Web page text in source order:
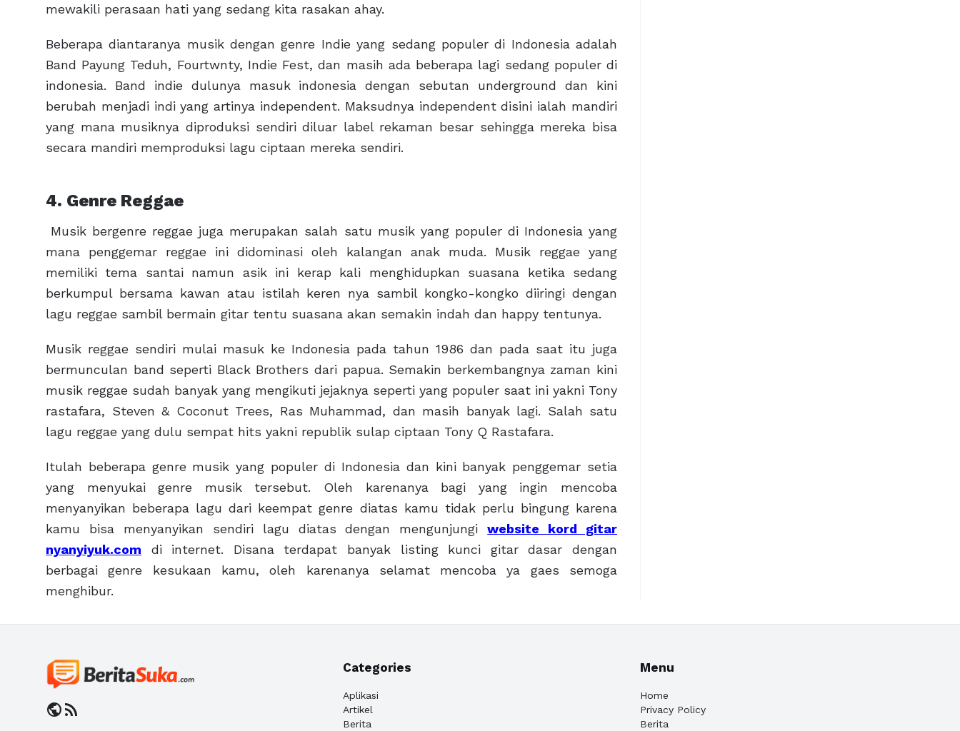
mewakili perasaan hati yang sedang kita rasakan ahay.
Beberapa diantaranya musik dengan genre Indie yang sedang populer di Indonesia adalah
Band Payung Teduh, Fourtwnty, Indie Fest, dan masih ada beberapa lagi sedang populer di
indonesia. Band indie dulunya masuk indonesia dengan sebutan underground dan kini
berubah menjadi indi yang artinya independent. Maksudnya independent disini ialah mandiri
yang mana musiknya diproduksi sendiri diluar label rekaman besar sehingga mereka bisa
secara mandiri memproduksi lagu ciptaan mereka sendiri.
4. Genre Reggae
Musik bergenre reggae juga merupakan salah satu musik yang populer di Indonesia yang
mana penggemar reggae ini didominasi oleh kalangan anak muda. Musik reggae yang
memiliki tema santai namun asik ini kerap kali menghidupkan suasana ketika sedang
berkumpul bersama kawan atau istilah keren nya sambil kongko-kongko diiringi dengan
lagu reggae sambil bermain gitar tentu suasana akan semakin indah dan happy tentunya.
Musik reggae sendiri mulai masuk ke Indonesia pada tahun 1986 dan pada saat itu juga
bermunculan band seperti Black Brothers dari papua. Semakin berkembangnya zaman kini
musik reggae sudah banyak yang mengikuti jejaknya seperti yang populer saat ini yakni Tony
rastafara, Steven & Coconut Trees, Ras Muhammad, dan masih banyak lagi. Salah satu
lagu reggae yang dulu sempat hits yakni republik sulap ciptaan Tony Q Rastafara.
Itulah beberapa genre musik yang populer di Indonesia dan kini banyak penggemar setia
yang menyukai genre musik tersebut. Oleh karenanya bagi yang ingin mencoba
menyanyikan beberapa lagu dari keempat genre diatas kamu tidak perlu bingung karena
kamu bisa menyanyikan sendiri lagu diatas dengan mengunjungiwebsite kord gitar
nyanyiyuk.com di internet. Disana terdapat banyak listing kunci gitar dasar dengan
berbagai genre kesukaan kamu, oleh karenanya selamat mencoba ya gaes semoga
menghibur.
publicrss_feed
Categories
Aplikasi
Artikel
Berita
Menu
Home
Privacy Policy
Berita